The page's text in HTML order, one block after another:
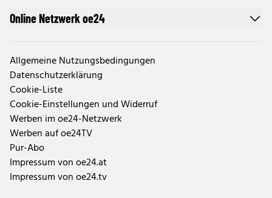
Online Netzwerk oe24
Allgemeine Nutzungsbedingungen
Datenschutzerklärung
Cookie-Liste
Cookie-Einstellungen und Widerruf
Werben im oe24-Netzwerk
Werben auf oe24TV
Pur-Abo
Impressum von oe24.at
Impressum von oe24.tv